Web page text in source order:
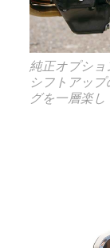
純正オプショ
シフトアッ
グを一層楽し